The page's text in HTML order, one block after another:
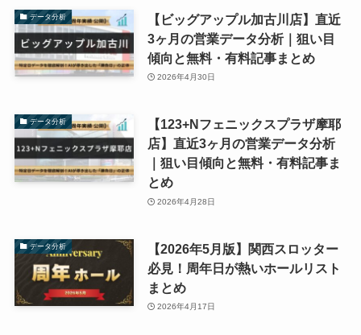
データ分析
【ビッグアップル加古川店】直近
3ヶ月の営業データ分析｜狙い目
傾向と無料・有料記事まとめ
2026年4月30日
データ分析
【123+Nフェニックスプラザ摩耶
店】直近3ヶ月の営業データ分析
｜狙い目傾向と無料・有料記事ま
とめ
2026年4月28日
データ分析
【2026年5月版】関西スロッター
必見！周年日が熱いホールリスト
まとめ
2026年4月17日